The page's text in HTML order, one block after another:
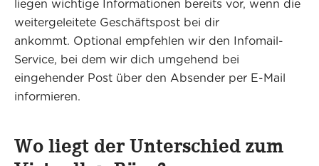
liegen wichtige Informationen bereits vor, wenn die
weitergeleitete Geschäftspost bei dir
ankommt. Optional empfehlen wir den Infomail-
Service, bei dem wir dich umgehend bei
eingehender Post über den Absender per E-Mail
informieren.
Wo liegt der Unterschied zum